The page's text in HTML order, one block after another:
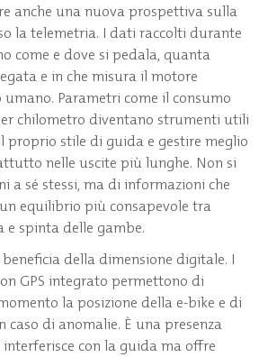
anche una nuova prospettiva sulla
la telemetria. I dati raccolti durante
come e dove si pedala, quanta
e in che misura il motore
Parametri come il consumo
chilometro diventano strumenti utili
proprio stile di guida e gestire meglio
nelle uscite più lunghe. Non si
a sé stessi, ma di informazioni che
equilibrio più consapevole tra
e spinta delle gambe.
beneficia della dimensione digitale. I
GPS integrato permettono di
la posizione della e-bike e di
caso di anomalie. È una presenza
interferisce con la guida ma offre